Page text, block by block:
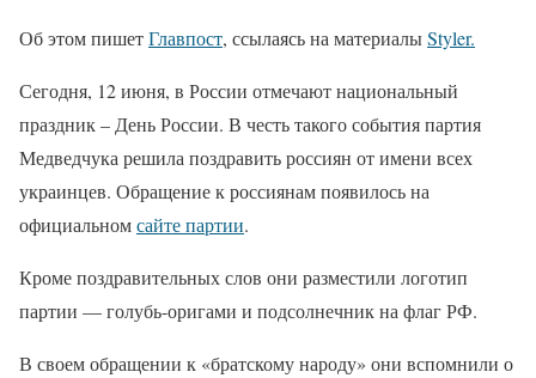
Об этом пишетГлавпост, ссылаясь на материалыStyler.
Сегодня, 12 июня, в России отмечают национальный
праздник – День России. В честь такого события партия
Медведчука решила поздравить россиян от имени всех
украинцев. Обращение к россиянам появилось на
официальномсайте партии.
Кроме поздравительных слов они разместили логотип
партии — голубь-оригами и подсолнечник на флаг РФ.
В своем обращении к «братскому народу» они вспомнили о